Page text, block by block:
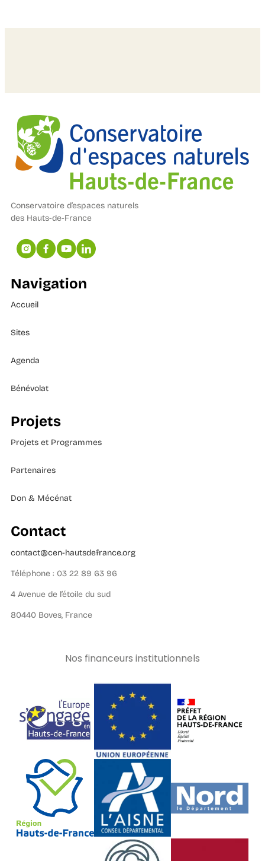
Conservatoire d’espaces naturels
des Hauts-de-France
Navigation
Accueil
Sites
Agenda
Bénévolat
Projets
Projets et Programmes
Partenaires
Don & Mécénat
Contact
contact@cen-hautsdefrance.org
Téléphone : 03 22 89 63 96
4 Avenue de l’étoile du sud
80440 Boves, France
Nos financeurs institutionnels